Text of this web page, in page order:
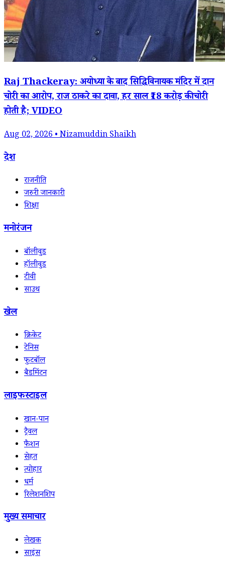
Raj Thackeray: अयोध्या के बाद सिद्धिविनायक मंदिर में दान
चोरी का आरोप, राज ठाकरे का दावा, हर साल ₹18 करोड़ की चोरी
होती है; VIDEO
Aug 02, 2026 • Nizamuddin Shaikh
देश
राजनीति
जरुरी जानकारी
शिक्षा
मनोरंजन
बॉलीवुड
हॉलीवुड
टीवी
साउथ
खेल
क्रिकेट
टेनिस
फुटबॉल
बैडमिंटन
लाइफस्टाइल
खान-पान
ट्रैवल
फैशन
सेहत
त्योहार
धर्म
रिलेशनशिप
मुख्य समाचार
लेखक
साइंस